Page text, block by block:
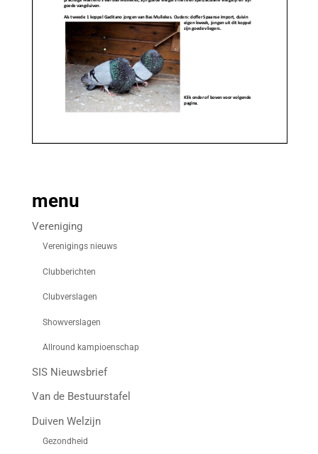
menu
Vereniging
Verenigings nieuws
Clubberichten
Clubverslagen
Showverslagen
Allround kampioenschap
SIS Nieuwsbrief
Van de Bestuurstafel
Duiven Welzijn
Gezondheid